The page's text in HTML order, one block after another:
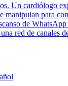
Un cardiólogo
manipulan para
de
red de canales